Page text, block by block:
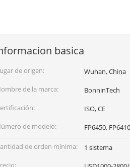
basica
de origen:
Wuhan, China
de la marca:
BonninTech
ISO, CE
de modelo:
FP6450, FP6410
de orden mínima:
1 sistema